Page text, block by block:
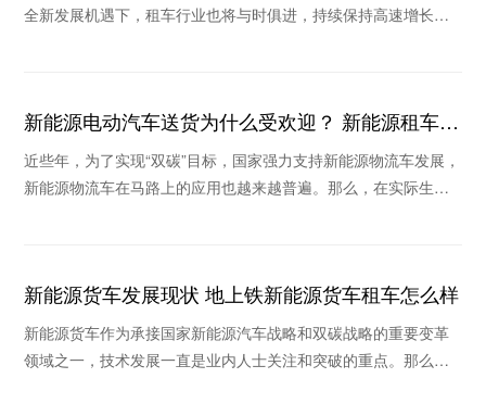
全新发展机遇下，租车行业也将与时俱进，持续保持高速增长。
新能源电动汽车送货为什么受欢迎？ 新能源租车公
司推荐哪个
近些年，为了实现“双碳”目标，国家强力支持新能源物流车发展，
新能源物流车在马路上的应用也越来越普遍。那么，在实际生活
新能源货车发展现状 地上铁新能源货车租车怎么样
新能源货车作为承接国家新能源汽车战略和双碳战略的重要变革
领域之一，技术发展一直是业内人士关注和突破的重点。那么，